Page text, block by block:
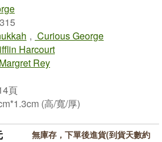
, Curious George
Harcourt
Margret Rey
頁
(高/寬/厚)
無庫存，下單後進貨(到貨天數約